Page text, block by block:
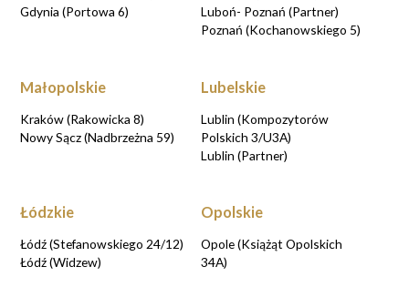
Gdynia (Portowa 6)
Luboń- Poznań (Partner)
Poznań (Kochanowskiego 5)
Małopolskie
Kraków (Rakowicka 8)
Nowy Sącz (Nadbrzeżna 59)
Lubelskie
Lublin (Kompozytorów
Polskich 3/U3A)
Lublin (Partner)
Łódzkie
Łódź (Stefanowskiego 24/12)
Łódź (Widzew)
Opolskie
Opole (Książąt Opolskich
34A)